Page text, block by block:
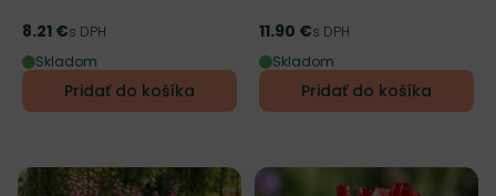
Cena
8.21 €s DPH
Skladom
Pridať do košíka
Cena
11.90 €s DPH
Skladom
Pridať do košíka